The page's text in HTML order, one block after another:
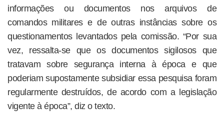
informações ou documentos nos arquivos de
comandos militares e de outras instâncias sobre os
questionamentos levantados pela comissão. “Por sua
vez, ressalta-se que os documentos sigilosos que
tratavam sobre segurança interna à época e que
poderiam supostamente subsidiar essa pesquisa foram
regularmente destruídos, de acordo com a legislação
vigente à época”, diz o texto.